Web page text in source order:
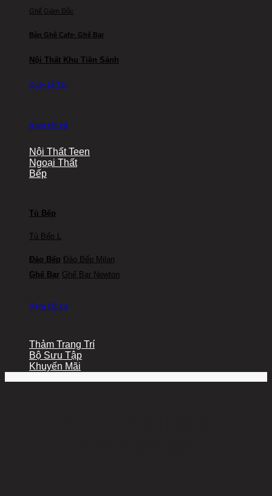
Ghế Giám Đốc
Bàn Ghế Cafe- Ghế Bar
Nội Thất Khu Tiền Sảnh
Quầy Lễ Tân
Xem tất cả
Nội Thất Teen
Ngoại Thất
Bếp
Tủ Bếp
Tủ Bếp L
Đảo Bếp Đảo Bếp Milan
Ghế Bar Ghế Bar Newton
Xem tất cả
Thảm Trang Trí
Bộ Sưu Tập
Khuyến Mãi